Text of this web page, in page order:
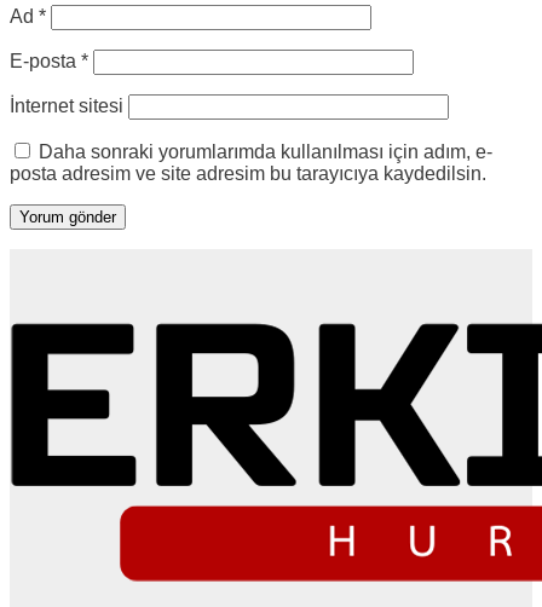
Ad *
E-posta *
İnternet sitesi
Daha sonraki yorumlarımda kullanılması için adım, e-
posta adresim ve site adresim bu tarayıcıya kaydedilsin.